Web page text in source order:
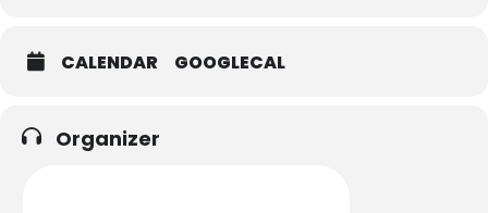
CALENDAR GOOGLECAL
Organizer